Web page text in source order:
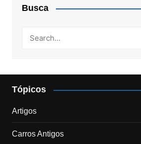
Busca
Tópicos
Artigos
Carros Antigos